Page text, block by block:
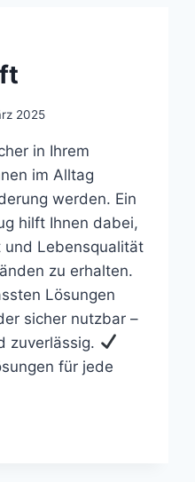
2025
in Ihrem
im Alltag
werden. Ein
hilft Ihnen dabei,
und Lebensqualität
zu erhalten.
Lösungen
sicher nutzbar –
zuverlässig.
für jede